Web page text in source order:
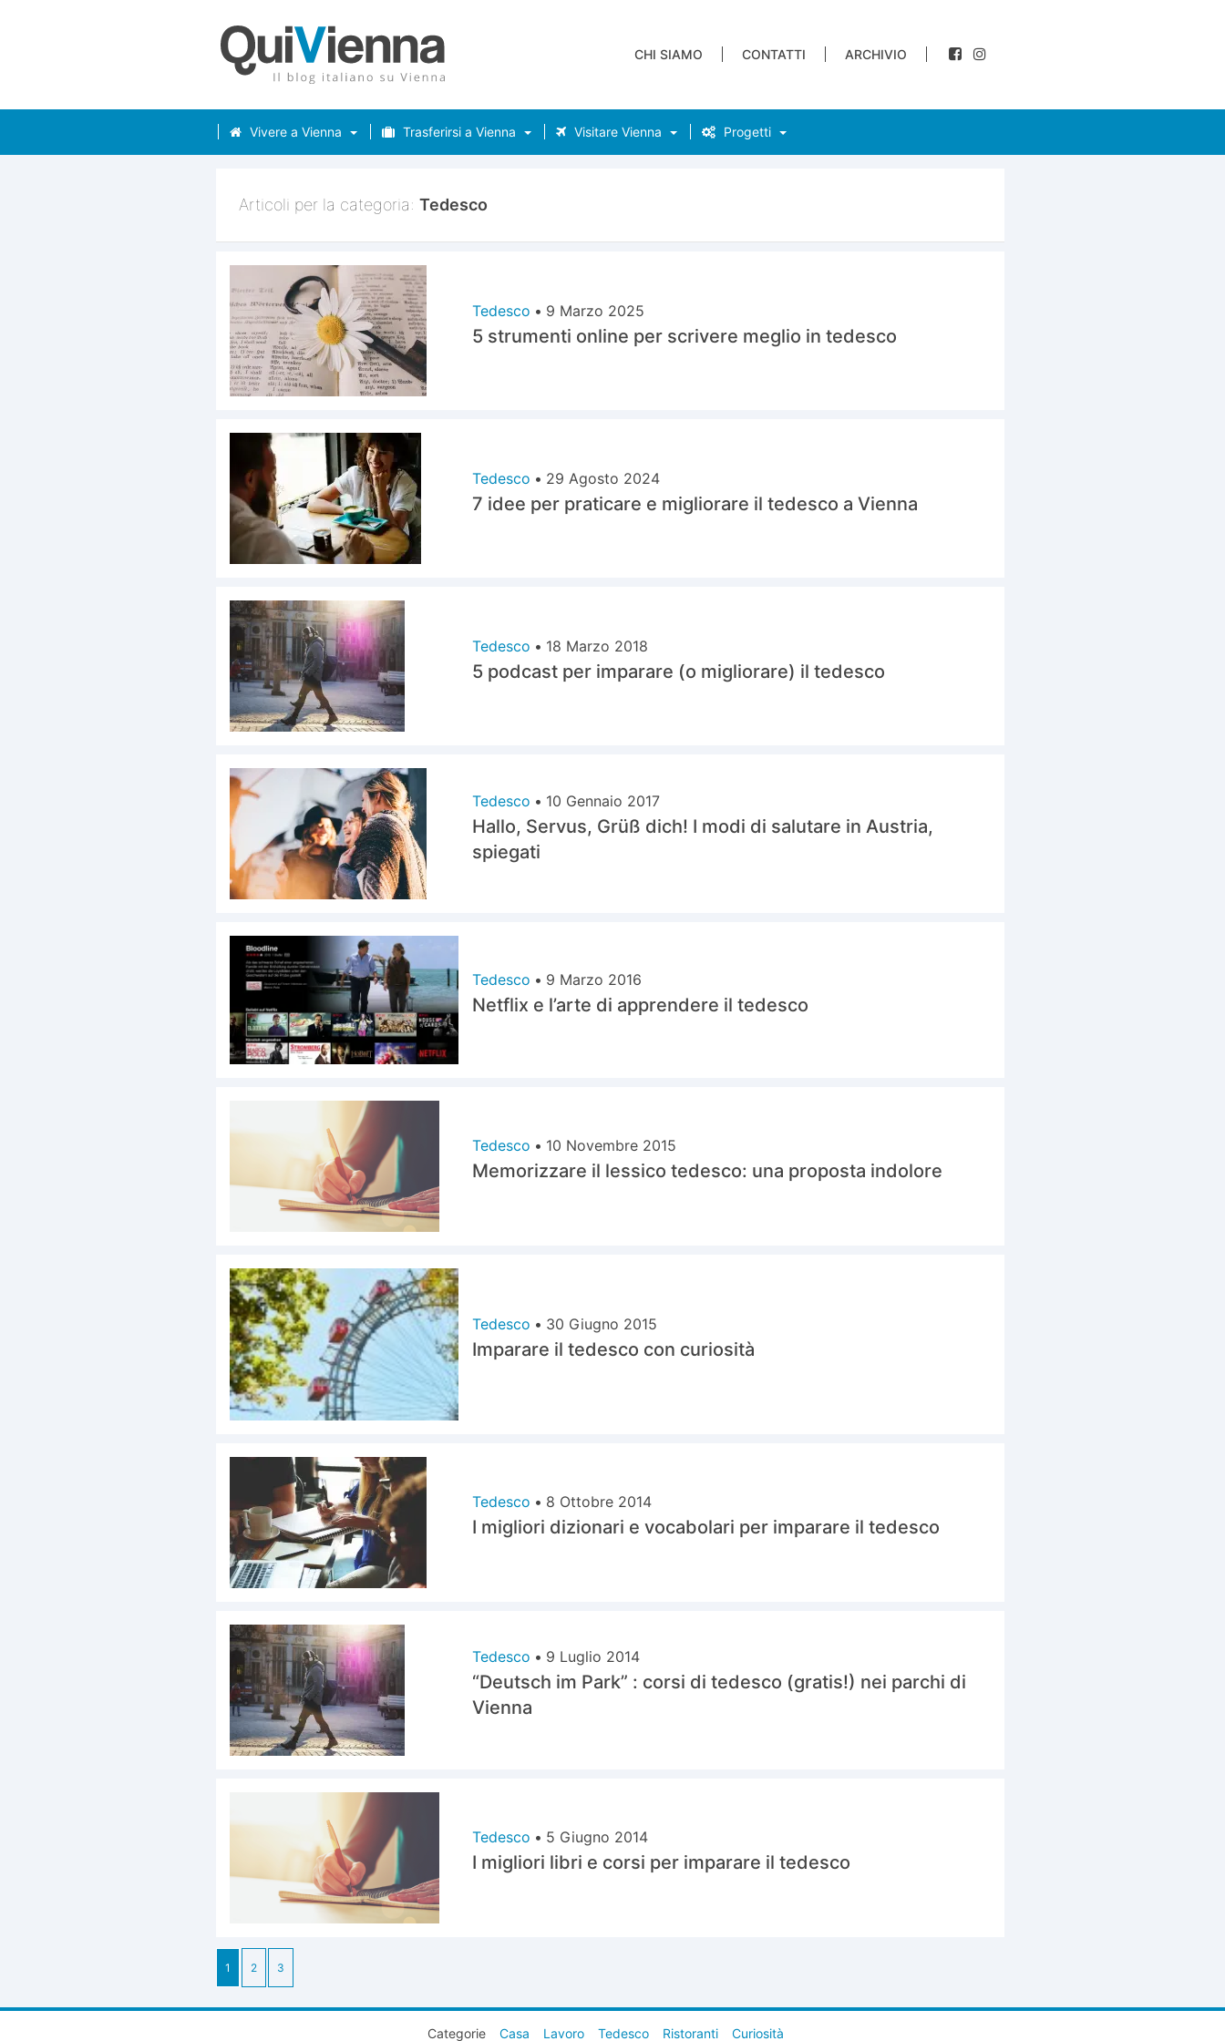
CHI SIAMO CONTATTI ARCHIVIO
Vivere a Vienna Trasferirsi a Vienna Visitare Vienna Progetti
Articoli per la categoria: Tedesco
Tedesco • 9 Marzo 2025
5 strumenti online per scrivere meglio in tedesco
Tedesco • 29 Agosto 2024
7 idee per praticare e migliorare il tedesco a Vienna
Tedesco • 18 Marzo 2018
5 podcast per imparare (o migliorare) il tedesco
Tedesco • 10 Gennaio 2017
Hallo, Servus, Grüß dich! I modi di salutare in Austria,
spiegati
Tedesco • 9 Marzo 2016
Netflix e l’arte di apprendere il tedesco
Tedesco • 10 Novembre 2015
Memorizzare il lessico tedesco: una proposta indolore
Tedesco • 30 Giugno 2015
Imparare il tedesco con curiosità
Tedesco • 8 Ottobre 2014
I migliori dizionari e vocabolari per imparare il tedesco
Tedesco • 9 Luglio 2014
“Deutsch im Park” : corsi di tedesco (gratis!) nei parchi di
Vienna
Tedesco • 5 Giugno 2014
I migliori libri e corsi per imparare il tedesco
1 2 3
Categorie Casa Lavoro Tedesco Ristoranti Curiosità